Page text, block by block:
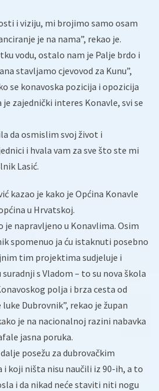
i viziju, mi brojimo samo osam
je na nama”, rekao je.
vodu, ostalo nam je Palje brdo i
stavljamo cjevovod za Kunu”,
se konavoska pozicija i opozicija
zajednički interes Konavle, svi se
da osmislim svoj život i
i hvala vam za sve što ste mi
Lasić.
kazao je kako je Općina Konavle
u Hrvatskoj.
je napravljeno u Konavlima. Osim
spomenuo ja ću istaknuti posebno
tim projektima sudjeluje i
suradnji s Vladom – to su nova škola
polja i brza cesta od
Dubrovnik”, rekao je župan
je na nacionalnoj razini nabavka
jasna poruka.
posežu za dubrovačkim
koji ništa nisu naučili iz 90-ih, a to
i da nikad neće staviti niti nogu